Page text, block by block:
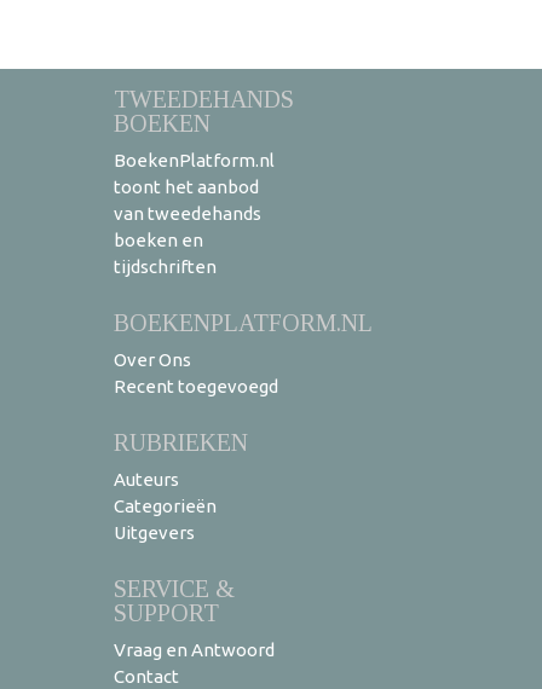
TWEEDEHANDS
BOEKEN
BoekenPlatform.nl
toont het aanbod
van tweedehands
boeken en
tijdschriften
BOEKENPLATFORM.NL
Over Ons
Recent toegevoegd
RUBRIEKEN
Auteurs
Categorieën
Uitgevers
SERVICE &
SUPPORT
Vraag en Antwoord
Contact